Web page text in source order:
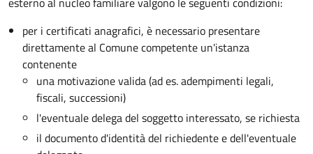
per i certificati anagrafici, è necessario presentare
direttamente al Comune competente un'istanza
contenente
una motivazione valida (ad es. adempimenti legali,
fiscali, successioni)
l'eventuale delega del soggetto interessato, se richiesta
il documento d'identità del richiedente e dell'eventuale